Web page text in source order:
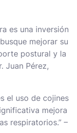
es una inversión
mejorar su
postural y la
Juan Pérez,
el uso de cojines
mejora
respiratorios.” –